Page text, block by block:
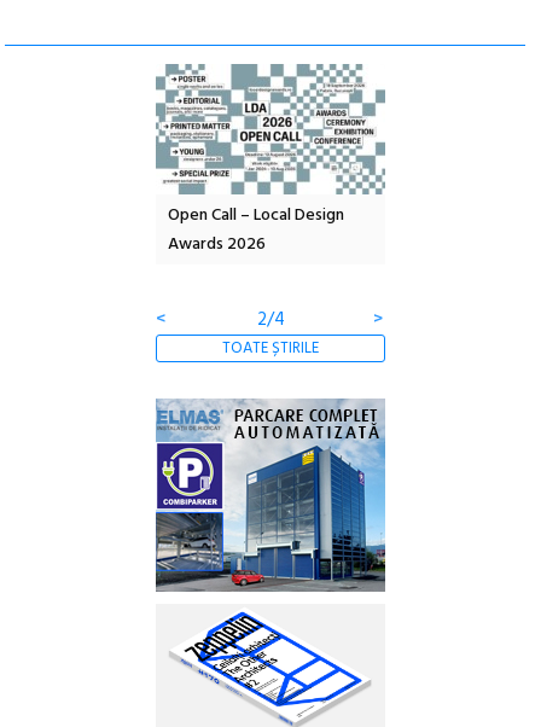
Open Call – Local Design
Anuala de artă urbană
Artown NOW #5:
<
3/4 >
TOATE ȘTIRILE